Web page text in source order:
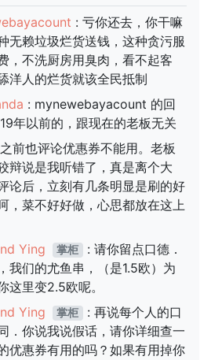
: 亏你还去，你干嘛
无赖垃圾烂货送钱，这种贪污服
，不洗厨房用臭肉，看不起客
洋人的烂货就该全民抵制
: mynewebayacount 的回
年以前的，跟现在的老板无关
前也评论优惠券不能用。老板
辩说是我听错了，真是离个大
论后，立刻有几条明显是刷的好
，菜不好好做，心思都放在这上
Ying
掌柜
: 请你留点口德．
我们的尤鱼串，（是1.5欧）为
这里变2.5欧呢。
Ying
掌柜
: 再说每个人的口
．你说我说假话，请你详细查一
优惠券有用的吗？如果有用掉你